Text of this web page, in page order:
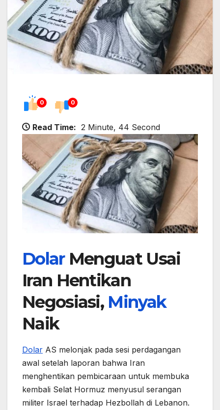
0 0
Read Time: 2 Minute, 44 Second
DolarMenguat Usai
Iran Hentikan
Negosiasi, Minyak
Naik
Dolar AS melonjak pada sesi perdagangan
awal setelah laporan bahwa Iran
menghentikan pembicaraan untuk membuka
kembali Selat Hormuz menyusul serangan
militer Israel terhadap Hezbollah di Lebanon.